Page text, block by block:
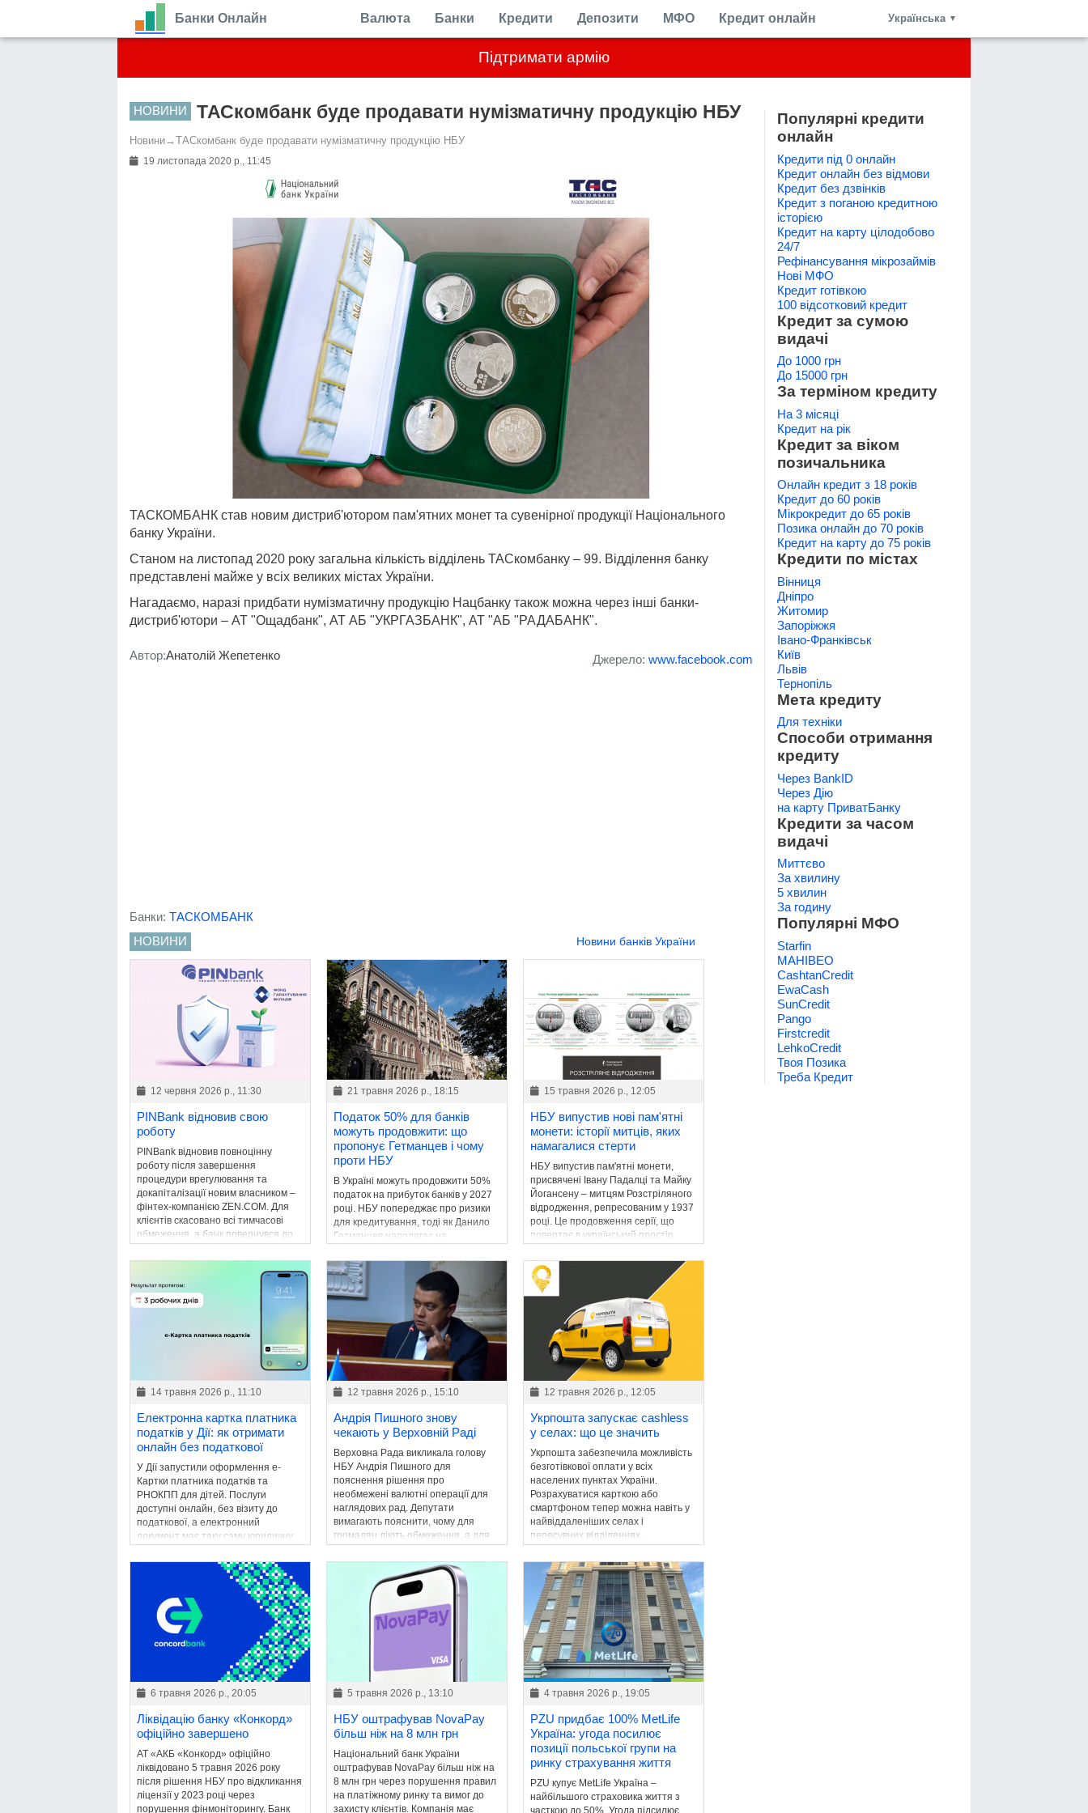
Підтримати армію
Банки Онлайн Валюта Банки Кредити Депозити МФО Кредит онлайн Українська ▼
НОВИНИ ТАСкомбанк буде продавати нумізматичну продукцію НБУ
Новини→ ТАСкомбанк буде продавати нумізматичну продукцію НБУ
19 листопада 2020 р., 11:45
ТАСКОМБАНК став новим дистриб'ютором пам'ятних монет та сувенірної продукції Національного
банку України.
Станом на листопад 2020 року загальна кількість відділень ТАСкомбанку – 99. Відділення банку
представлені майже у всіх великих містах України.
Нагадаємо, наразі придбати нумізматичну продукцію Нацбанку також можна через інші банки-
дистриб'ютори – АТ "Ощадбанк", АТ АБ "УКРГАЗБАНК", АТ "АБ "РАДАБАНК".
Автор:Анатолій Жепетенко Джерело: www.facebook.com
Банки: ТАСКОМБАНК
НОВИНИ
Новини банків України
12 червня 2026 р., 11:30
PINBank відновив свою
роботу
PINBank відновив повноцінну
роботу після завершення
процедури врегулювання та
докапіталізації новим власником –
фінтех-компанією ZEN.COM. Для
клієнтів скасовано всі тимчасові
обмеження, а банк повернувся до
звичайної діяльності.
21 травня 2026 р., 18:15
Податок 50% для банків
можуть продовжити: що
пропонує Гетманцев і чому
проти НБУ
В Україні можуть продовжити 50%
податок на прибуток банків у 2027
році. НБУ попереджає про ризики
для кредитування, тоді як Данило
Гетманцев наполягає на
бюджету.
15 травня 2026 р., 12:05
НБУ випустив нові пам'ятні
монети: історії митців, яких
намагалися стерти
НБУ випустив пам'ятні монети,
присвячені Івану Падалці та Майку
Йогансену – митцям Розстріляного
відродження, репресованим у 1937
році. Це продовження серії, що
повертає в український простір
14 травня 2026 р., 11:10
Електронна картка платника
податків у Дії: як отримати
онлайн без податкової
У Дії запустили оформлення е-
Картки платника податків та
РНОКПП для дітей. Послуги
доступні онлайн, без візиту до
податкової, а електронний
документ має таку саму юридичну
12 травня 2026 р., 15:10
Андрія Пишного знову
чекають у Верховній Раді
Верховна Рада викликала голову
НБУ Андрія Пишного для
пояснення рішення про
необмежені валютні операції для
наглядових рад. Депутати
вимагають пояснити, чому для
громадян діють обмеження, а для
окремих категорій – ні.
12 травня 2026 р., 12:05
Укрпошта запускає cashless
у селах: що це значить
Укрпошта забезпечила можливість
безготівкової оплати у всіх
населених пунктах України.
Розрахуватися карткою або
смартфоном тепер можна навіть у
найвіддаленіших селах і
пересувних відділеннях.
6 травня 2026 р., 20:05
Ліквідацію банку «Конкорд»
офіційно завершено
АТ «АКБ «Конкорд» офіційно
ліквідовано 5 травня 2026 року
після рішення НБУ про відкликання
ліцензії у 2023 році через
порушення фінмоніторингу. Банк
5 травня 2026 р., 13:10
НБУ оштрафував NovaPay
більш ніж на 8 млн грн
Національний банк України
оштрафував NovaPay більш ніж на
8 млн грн через порушення правил
на платіжному ринку та вимог до
захисту клієнтів. Компанія має
4 травня 2026 р., 19:05
PZU придбає 100% MetLife
Україна: угода посилює
позиції польської групи на
ринку страхування життя
PZU купує MetLife Україна –
найбільшого страховика життя з
часткою до 50%. Угода підсилює
Популярні кредити
онлайн
Кредити під 0 онлайн
Кредит онлайн без відмови
Кредит без дзвінків
Кредит з поганою кредитною
історією
Кредит на карту цілодобово
24/7
Рефінансування мікрозаймів
Нові МФО
Кредит готівкою
100 відсотковий кредит
Кредит за сумою
видачі
До 1000 грн
До 15000 грн
За терміном кредиту
На 3 місяці
Кредит на рік
Кредит за віком
позичальника
Онлайн кредит з 18 років
Кредит до 60 років
Мікрокредит до 65 років
Позика онлайн до 70 років
Кредит на карту до 75 років
Кредити по містах
Вінниця
Дніпро
Житомир
Запоріжжя
Івано-Франківськ
Київ
Львів
Тернопіль
Мета кредиту
Для техніки
Способи отримання
кредиту
Через BankID
Через Дію
на карту ПриватБанку
Кредити за часом
видачі
Миттєво
За хвилину
5 хвилин
За годину
Популярні МФО
Starfin
МАНІВЕО
CashtanCredit
EwaCash
SunCredit
Pango
Firstcredit
LehkoCredit
Твоя Позика
Треба Кредит